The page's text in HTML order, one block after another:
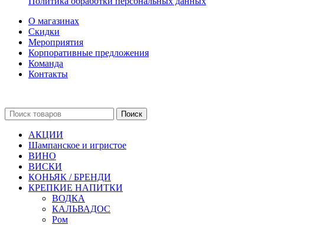
О магазинах
Скидки
Мероприятия
Корпоративные предложения
Команда
Контакты
Поиск
АКЦИИ
Шампанское и игристое
ВИНО
ВИСКИ
КОНЬЯК / БРЕНДИ
КРЕПКИЕ НАПИТКИ
ВОДКА
КАЛЬВАДОС
Ром